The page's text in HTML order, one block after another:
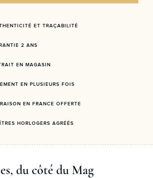
ET TRAÇABILITÉ
2 ANS
EN MAGASIN
EN PLUSIEURS FOIS
EN FRANCE OFFERTE
HORLOGERS AGRÉÉS
du côté du Mag